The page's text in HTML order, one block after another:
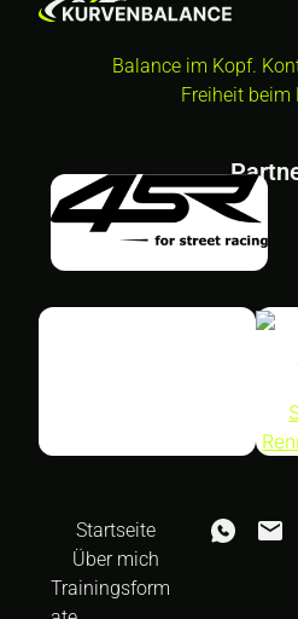
Balance im Kopf.
Freiheit beim
Startseite
Über mich
Trainingsform